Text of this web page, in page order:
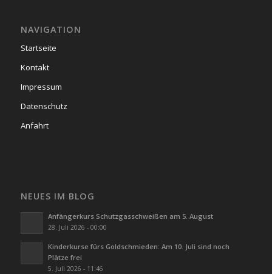
NAVIGATION
Startseite
Kontakt
Impressum
Datenschutz
Anfahrt
NEUES IM BLOG
Anfängerkurs Schutzgasschweißen am 5. August
28. Juli 2026 - 00:00
Kinderkurse fürs Goldschmieden: Am 10. Juli sind noch
Plätze frei
5. Juli 2026 - 11:46